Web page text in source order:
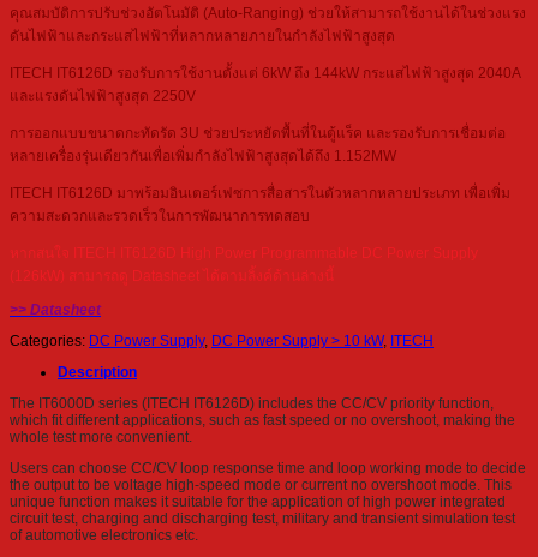
คุณสมบัติการปรับช่วงอัตโนมัติ (Auto-Ranging) ช่วยให้สามารถใช้งานได้ในช่วงแรง
ดันไฟฟ้าและกระแสไฟฟ้าที่หลากหลายภายในกำลังไฟฟ้าสูงสุด
ITECH IT6126D รองรับการใช้งานตั้งแต่ 6kW ถึง 144kW กระแสไฟฟ้าสูงสุด 2040A
และแรงดันไฟฟ้าสูงสุด 2250V
การออกแบบขนาดกะทัดรัด 3U ช่วยประหยัดพื้นที่ในตู้แร็ค และรองรับการเชื่อมต่อ
หลายเครื่องรุ่นเดียวกันเพื่อเพิ่มกำลังไฟฟ้าสูงสุดได้ถึง 1.152MW
ITECH IT6126D มาพร้อมอินเตอร์เฟซการสื่อสารในตัวหลากหลายประเภท เพื่อเพิ่ม
ความสะดวกและรวดเร็วในการพัฒนาการทดสอบ
หากสนใจ ITECH IT6126D High Power Programmable DC Power Supply
(126kW) สามารถดู Datasheet ได้ตามลิ้งค์ด้านล่างนี้
>> Datasheet
Categories: DC Power Supply, DC Power Supply > 10 kW, ITECH
Description
The IT6000D series (ITECH IT6126D) includes the CC/CV priority function,
which fit different applications, such as fast speed or no overshoot, making the
whole test more convenient.
Users can choose CC/CV loop response time and loop working mode to decide
the output to be voltage high-speed mode or current no overshoot mode. This
unique function makes it suitable for the application of high power integrated
circuit test, charging and discharging test, military and transient simulation test
of automotive electronics etc.